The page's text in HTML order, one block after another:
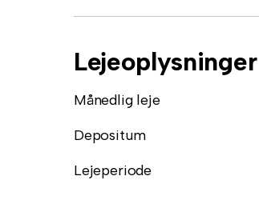
Lejeoplysninger
Månedlig leje
Depositum
Lejeperiode